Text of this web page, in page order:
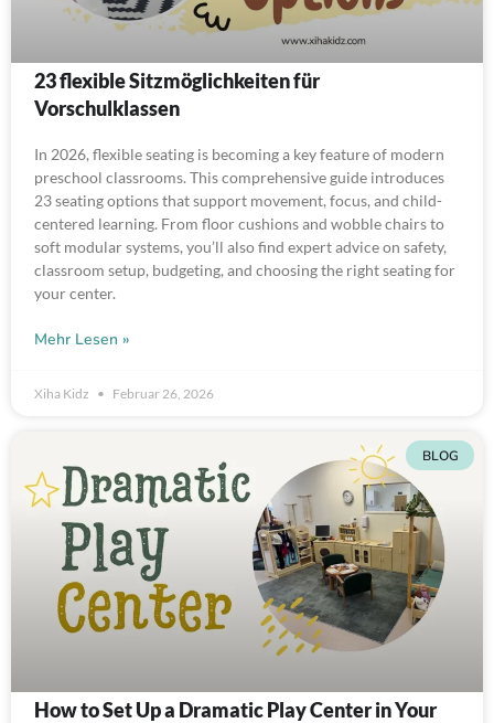
23 flexible Sitzmöglichkeiten für
Vorschulklassen
In 2026, flexible seating is becoming a key feature of modern
preschool classrooms. This comprehensive guide introduces
23 seating options that support movement, focus, and child-
centered learning. From floor cushions and wobble chairs to
soft modular systems, you’ll also find expert advice on safety,
classroom setup, budgeting, and choosing the right seating for
your center.
Mehr Lesen »
Xiha Kidz Februar 26, 2026
BLOG
How to Set Up a Dramatic Play Center in Your